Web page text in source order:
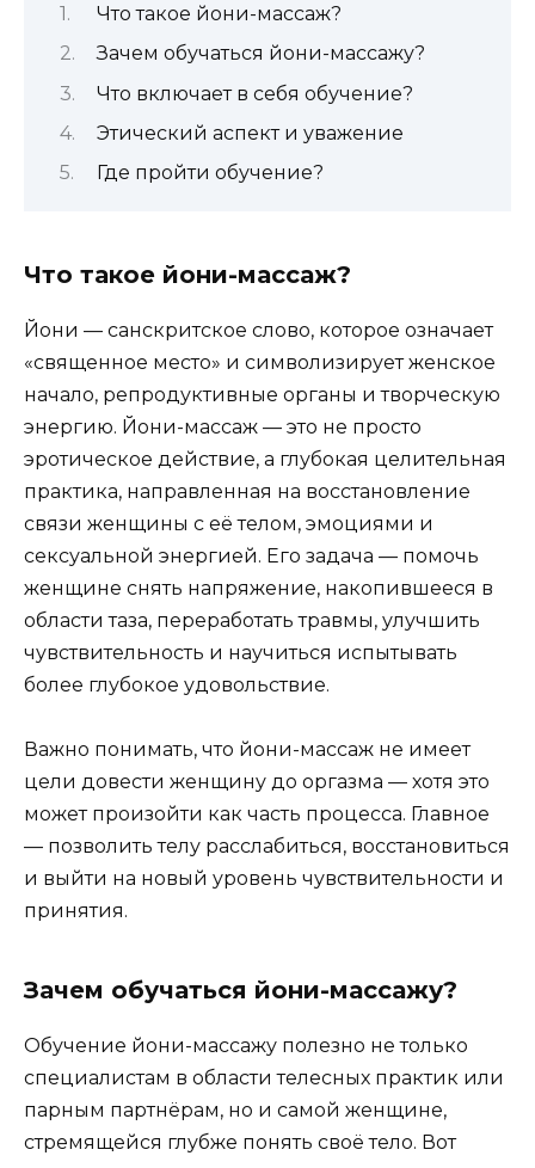
Что такое йони-массаж?
Зачем обучаться йони-массажу?
Что включает в себя обучение?
Этический аспект и уважение
Где пройти обучение?
Что такое йони-массаж?
Йони — санскритское слово, которое означает
«священное место» и символизирует женское
начало, репродуктивные органы и творческую
энергию. Йони-массаж — это не просто
эротическое действие, а глубокая целительная
практика, направленная на восстановление
связи женщины с её телом, эмоциями и
сексуальной энергией. Его задача — помочь
женщине снять напряжение, накопившееся в
области таза, переработать травмы, улучшить
чувствительность и научиться испытывать
более глубокое удовольствие.
Важно понимать, что йони-массаж не имеет
цели довести женщину до оргазма — хотя это
может произойти как часть процесса. Главное
— позволить телу расслабиться, восстановиться
и выйти на новый уровень чувствительности и
принятия.
Зачем обучаться йони-массажу?
Обучение йони-массажу полезно не только
специалистам в области телесных практик или
парным партнёрам, но и самой женщине,
стремящейся глубже понять своё тело. Вот